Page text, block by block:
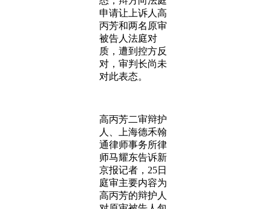
申请让上诉人高
丙芳和两名原审
被告人法庭对
质，遭到控方反
对，审判长尚未
对此表态。
高丙芳二审辩护
人、上海德禾翰
通律师事务所律
师马耀东告诉新
京报记者，25日
庭审主要内容为
高丙芳的辩护人